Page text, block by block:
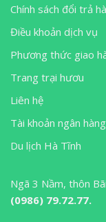
Chính sách đổi trả
Điều khoản dịch vụ
Phương thức giao
Trang trại hươu
Liên hệ
Tài khoản ngân hàng
Du lịch Hà Tĩnh
Ngã 3 Nầm, thôn
(0986) 79.72.77.